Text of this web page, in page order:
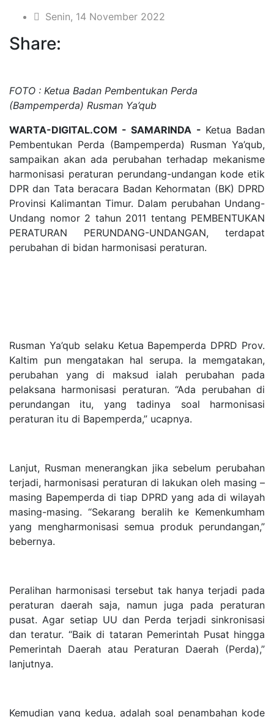
Senin, 14 November 2022
Share:
FOTO : Ketua Badan Pembentukan Perda
(Bampemperda) Rusman Ya’qub
WARTA-DIGITAL.COM - SAMARINDA - Ketua Badan
Pembentukan Perda (Bampemperda) Rusman Ya’qub,
sampaikan akan ada perubahan terhadap mekanisme
harmonisasi peraturan perundang-undangan kode etik
DPR dan Tata beracara Badan Kehormatan (BK) DPRD
Provinsi Kalimantan Timur. Dalam perubahan Undang-
Undang nomor 2 tahun 2011 tentang PEMBENTUKAN
PERATURAN PERUNDANG-UNDANGAN, terdapat
perubahan di bidan harmonisasi peraturan.
Rusman Ya’qub selaku Ketua Bapemperda DPRD Prov.
Kaltim pun mengatakan hal serupa. Ia memgatakan,
perubahan yang di maksud ialah perubahan pada
pelaksana harmonisasi peraturan. “Ada perubahan di
perundangan itu, yang tadinya soal harmonisasi
peraturan itu di Bapemperda,” ucapnya.
Lanjut, Rusman menerangkan jika sebelum perubahan
terjadi, harmonisasi peraturan di lakukan oleh masing –
masing Bapemperda di tiap DPRD yang ada di wilayah
masing-masing. “Sekarang beralih ke Kemenkumham
yang mengharmonisasi semua produk perundangan,”
bebernya.
Peralihan harmonisasi tersebut tak hanya terjadi pada
peraturan daerah saja, namun juga pada peraturan
pusat. Agar setiap UU dan Perda terjadi sinkronisasi
dan teratur. “Baik di tataran Pemerintah Pusat hingga
Pemerintah Daerah atau Peraturan Daerah (Perda),”
lanjutnya.
Kemudian yang kedua, adalah soal penambahan kode